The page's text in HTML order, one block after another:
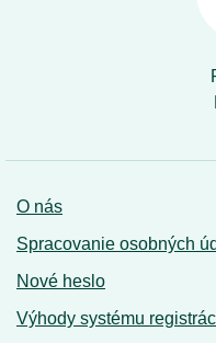
O nás
Spracovanie osobných
Nové heslo
Výhody systému